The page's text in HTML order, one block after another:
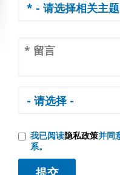
我已阅读隐私政策并同
系。